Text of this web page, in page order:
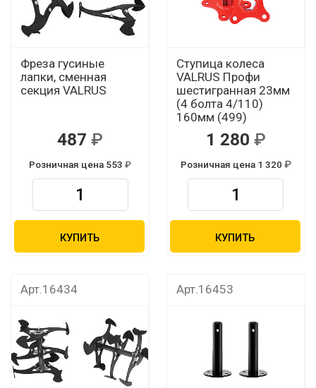
Фреза гусиные
лапки, сменная
секция VALRUS
487
Розничная цена 553
КУПИТЬ
Ступица колеса
VALRUS Профи
шестигранная 23мм
(4 болта 4/110)
160мм (499)
1 280
Розничная цена 1 320
КУПИТЬ
Арт.16434 Арт.16453